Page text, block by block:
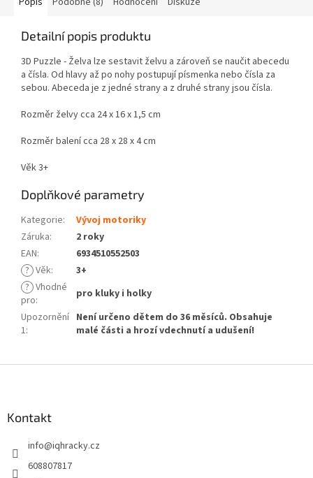
Detailní popis produktu
3D Puzzle - Želva lze sestavit želvu a zároveň se naučit abecedu
a čísla. Od hlavy až po nohy postupují písmenka nebo čísla za
sebou. Abeceda je z jedné strany a z druhé strany jsou čísla.
Rozměr želvy cca 24 x 16 x 1,5 cm
Rozměr balení cca 28 x 28 x 4 cm
Věk 3+
Doplňkové parametry
Kategorie:
Vývoj motoriky
Záruka:
2 roky
EAN:
6934510552503
? Věk:
3+
? Vhodné
pro:
pro kluky i holky
Upozornění
1:
Není určeno dětem do 36 měsíců. Obsahuje
malé části a hrozí vdechnutí a udušení!
Kontakt
info@iqhracky.cz
608807817